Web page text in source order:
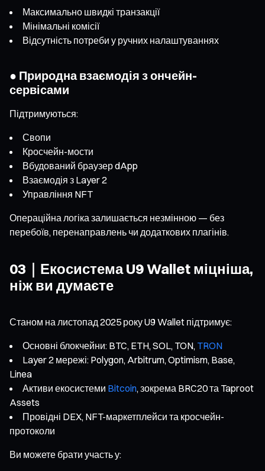
Максимально швидкі транзакції
Мінімальні комісії
Відсутність потреби у ручних налаштуваннях
● Природна взаємодія з ончейн-
сервісами
Підтримуються:
Свопи
Кросчейн-мости
Вбудований браузер dApp
Взаємодія з Layer 2
Управління NFT
Операційна логіка залишається незмінною — без
перебоїв, перенаправлень чи додаткових плагінів.
03｜Екосистема U9 Wallet міцніша,
ніж ви думаєте
Станом на листопад 2025 року U9 Wallet підтримує:
Основні блокчейни: BTC, ETH, SOL, TON, TRON
Layer 2 мережі: Polygon, Arbitrum, Optimism, Base,
Linea
Активи екосистеми Bitcoin, зокрема BRC20 та Taproot
Assets
Провідні DEX, NFT-маркетплейси та кросчейн-
протоколи
Ви можете брати участь у: